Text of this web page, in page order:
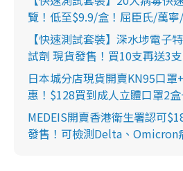
覽！低至$9.9/盒！屈臣氏/萬
【快速測試套裝】深水埗電子
試劑 現貨發售！買10支再送3
日本城分店現貨開賣KN95口罩
惠！$128買到成人立體口罩2
MEDEIS開賣香港衛生署認可
發售！可檢測Delta、Omicron